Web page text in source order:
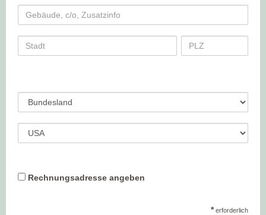
Rechnungsadresse angeben
*erforderlich